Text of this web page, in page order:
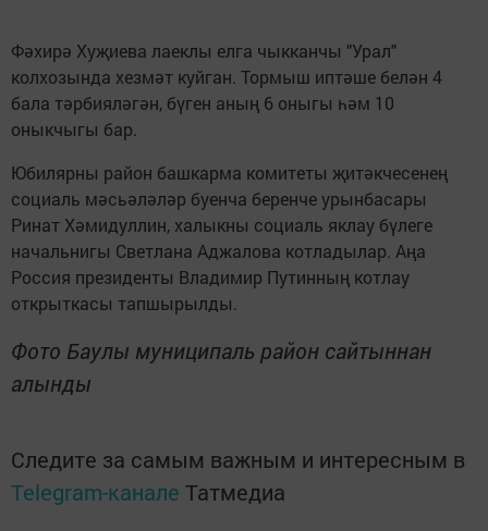
Фәхирә Хуҗиева лаеклы елга чыкканчы "Урал"
колхозында хезмәт куйган. Тормыш иптәше белән 4
бала тәрбияләгән, бүген аның 6 оныгы һәм 10
оныкчыгы бар.
Юбилярны район башкарма комитеты җитәкчесенең
социаль мәсьәләләр буенча беренче урынбасары
Ринат Хәмидуллин, халыкны социаль яклау бүлеге
начальнигы Светлана Аджалова котладылар. Аңа
Россия президенты Владимир Путинның котлау
открыткасы тапшырылды.
Фото Баулы муниципаль район сайтыннан
алынды
Следите за самым важным и интересным в
Telegram-канале Татмедиа